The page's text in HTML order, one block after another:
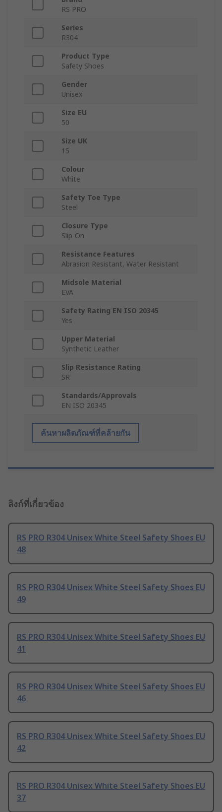
RS PRO
Series
R304
Product Type
Safety Shoes
Gender
Unisex
Size EU
50
Size UK
15
Colour
White
Safety Toe Type
Steel
Closure Type
Slip-On
Resistance Features
Abrasion Resistant, Water Resistant
Midsole Material
EVA
Safety Rating EN ISO 20345
Yes
Upper Material
Synthetic Leather
Slip Resistance Rating
SR
Standards/Approvals
EN ISO 20345
ค้นหาผลิตภัณฑ์ที่คล้ายกัน
ลิงก์ที่เกี่ยวข้อง
RS PRO R304 Unisex White Steel Safety Shoes EU
48
RS PRO R304 Unisex White Steel Safety Shoes EU
49
RS PRO R304 Unisex White Steel Safety Shoes EU
41
RS PRO R304 Unisex White Steel Safety Shoes EU
46
RS PRO R304 Unisex White Steel Safety Shoes EU
42
RS PRO R304 Unisex White Steel Safety Shoes EU
37